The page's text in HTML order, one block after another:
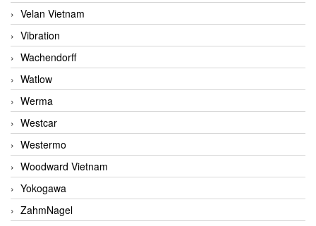
Velan Vietnam
Vibration
Wachendorff
Watlow
Werma
Westcar
Westermo
Woodward Vietnam
Yokogawa
ZahmNagel